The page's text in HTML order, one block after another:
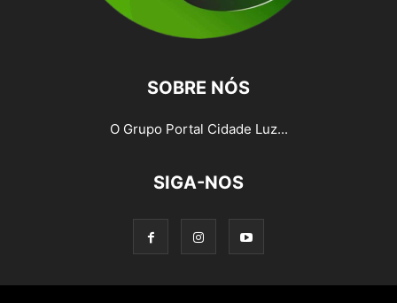
SOBRE NÓS
O Grupo Portal Cidade Luz...
SIGA-NOS